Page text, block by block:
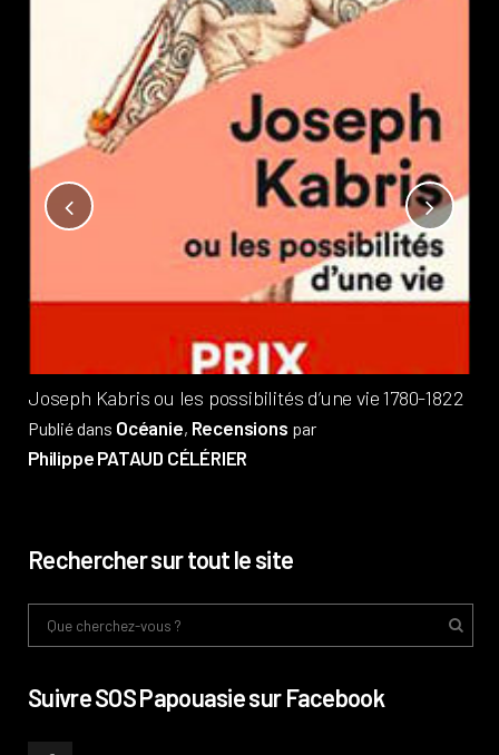
Joseph Kabris ou les possibilités d’une vie 1780-1822
Publié dans Océanie, Recensions par
Philippe PATAUD CÉLÉRIER
Rechercher sur tout le site
Suivre SOS Papouasie sur Facebook